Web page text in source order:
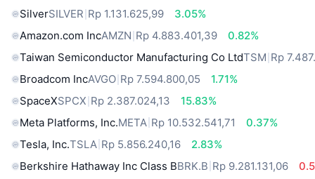
SilverSILVER Rp 1.131.625,99
3.05%
Amazon.com IncAMZN Rp 4.883.401,39
0.82%
Taiwan Semiconductor Manufacturing Co LtdTSM Rp
Broadcom IncAVGO Rp 7.594.800,05
1.71%
SpaceXSPCX Rp 2.387.024,13
15.83%
Meta Platforms, Inc.META Rp 10.532.541,71
0.37%
Tesla, Inc.TSLA Rp 5.856.240,16
2.83%
Berkshire Hathaway Inc Class BBRK.B Rp 9.281.131,06